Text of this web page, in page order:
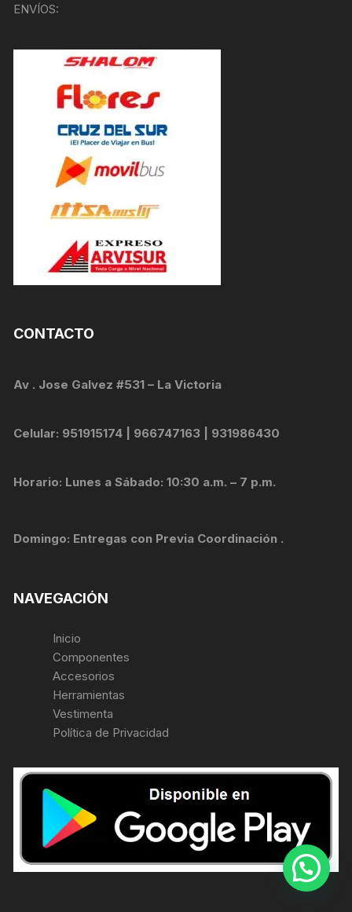
ENVÍOS:
CONTACTO
Av . Jose Galvez #531 – La Victoria
Celular: 951915174 | 966747163 | 931986430
Horario: Lunes a Sábado: 10:30 a.m. – 7 p.m.
Domingo: Entregas con Previa Coordinación .
NAVEGACIÓN
Inicio
Componentes
Accesorios
Herramientas
Vestimenta
Política de Privacidad